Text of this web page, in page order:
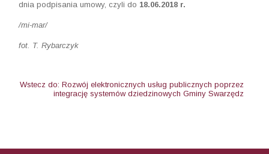
dnia podpisania umowy, czyli do 18.06.2018 r.
/mi-mar/
fot. T. Rybarczyk
Wstecz do: Rozwój elektronicznych usług publicznych poprzez
integrację systemów dziedzinowych Gminy Swarzędz